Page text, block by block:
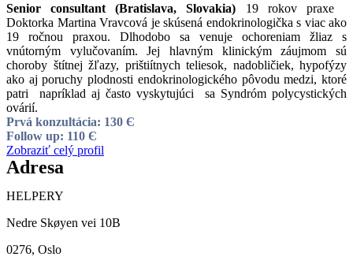
Senior consultant (Bratislava, Slovakia) 19 rokov praxe
Doktorka Martina Vravcová je skúsená endokrinologička s viac ako
19 ročnou praxou. Dlhodobo sa venuje ochoreniam žliaz s
vnútorným vylučovaním. Jej hlavným klinickým záujmom sú
choroby štítnej žľazy, prištiítnych teliesok, nadobličiek, hypofýzy
ako aj poruchy plodnosti endokrinologického pôvodu medzi, ktoré
patri napríklad aj často vyskytujúci sa Syndróm polycystických
ovárií.
Prvá konzultácia: 130 Є
Follow up: 110 Є
Zobraziť celý profil
Adresa
HELPERY
Nedre Skøyen vei 10B
0276, Oslo